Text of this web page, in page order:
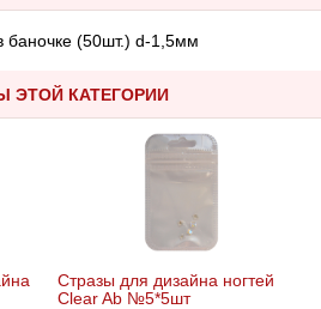
(50шт.) d-1,5мм
ЭТОЙ КАТЕГОРИИ
Стразы для дизайна ногтей
Clear Ab №5*5шт